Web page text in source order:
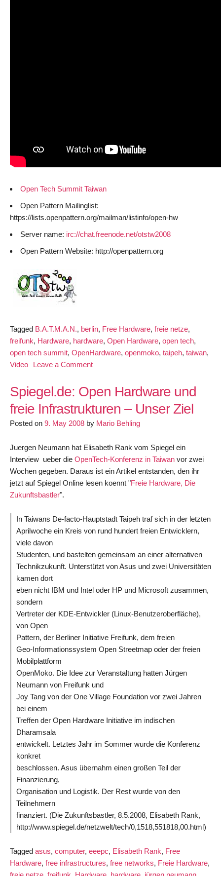
Open Tech Summit Taiwan
Open Pattern Mailinglist:
https://lists.openpattern.org/mailman/listinfo/open-hw
Server name: irc://chat.freenode.net/otstw2008
Open Pattern Website: http://openpattern.org
Tagged B.A.T.M.A.N., berlin, Free Hardware, freie netze,
freifunk, Hardware, hardware, Open Hardware, open tech,
open tech summit, OpenHardware, openmoko, taipeh, taiwan,
Video
Leave a Commenton
Hardware:
with
Jürgen
and
Marek
Lindner
Spiegel.de: Open Hardware und
freie Infrastrukturen – Unser Ziel
Posted on 9. May 2008 by Mario Behling
Juergen Neumann hat Elisabeth Rank vom Spiegel ein
Interview ueber die OpenTech-Konferenz in Taiwan vor zwei
Wochen gegeben. Daraus ist ein Artikel entstanden, den ihr
jetzt auf Spiegel Online lesen koennt "Freie Hardware, Die
Zukunftsbastler".
In Taiwans De-facto-Hauptstadt Taipeh traf sich in der letzten
Aprilwoche ein Kreis von rund hundert freien Entwicklern,
viele davon
Studenten, und bastelten gemeinsam an einer alternativen
Technikzukunft. Unterstützt von Asus und zwei Universitäten
kamen dort
eben nicht IBM und Intel oder HP und Microsoft zusammen,
sondern
Vertreter der KDE-Entwickler (Linux-Benutzeroberfläche),
von Open
Pattern, der Berliner Initiative Freifunk, dem freien
Geo-Informationssystem Open Streetmap oder der freien
Mobilplattform
OpenMoko. Die Idee zur Veranstaltung hatten Jürgen
Neumann von Freifunk und
Joy Tang von der One Village Foundation vor zwei Jahren
bei einem
Treffen der Open Hardware Initiative im indischen
Dharamsala
entwickelt. Letztes Jahr im Sommer wurde die Konferenz
konkret
beschlossen. Asus übernahm einen großen Teil der
Finanzierung,
Organisation und Logistik. Der Rest wurde von den
Teilnehmern
finanziert. (Die Zukunftsbastler, 8.5.2008, Elisabeth Rank,
http://www.spiegel.de/netzwelt/tech/0,1518,551818,00.html)
Tagged asus, computer, eeepc, Elisabeth Rank, Free
Hardware, free infrastructures, free networks, Freie Hardware,